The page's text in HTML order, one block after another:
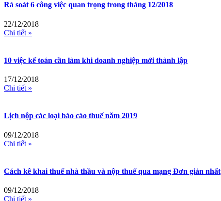
Rà soát 6 công việc quan trọng trong tháng 12/2018
22/12/2018
Chi tiết »
10 việc kế toán cần làm khi doanh nghiệp mới thành lập
17/12/2018
Chi tiết »
Lịch nộp các loại báo cáo thuế năm 2019
09/12/2018
Chi tiết »
Cách kê khai thuế nhà thầu và nộp thuế qua mạng Đơn giản nhất
09/12/2018
Chi tiết »